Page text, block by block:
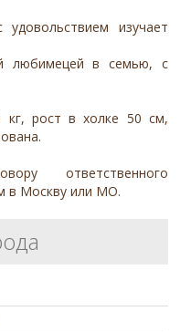
изучает
любимецей в семью, с
кг, рост в холке 50 см,
ответственного
в Москву или МО.